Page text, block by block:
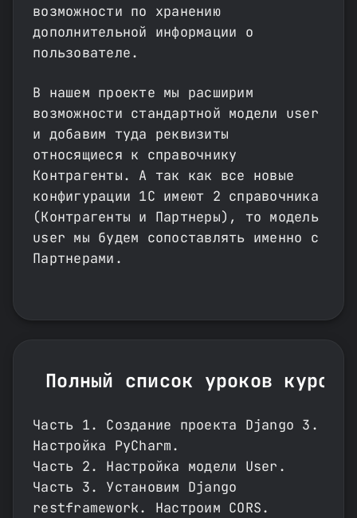
возможности по хранению
дополнительной информации о
пользователе.
В нашем проекте мы расширим
возможности стандартной модели user
и добавим туда реквизиты
относящиеся к справочнику
Контрагенты. А так как все новые
конфигурации 1С имеют 2 справочника
(Контрагенты и Партнеры), то модель
user мы будем сопоставлять именно с
Партнерами.
Полный список уроков
Часть 1. Создание проекта Django 3.
Настройка PyCharm.
Часть 2. Настройка модели User.
Часть 3. Установим Django
restframework. Настроим CORS.